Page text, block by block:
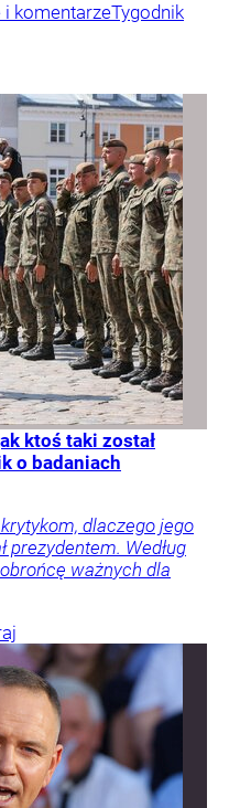
i komentarzeTygodnik
ktoś taki został
o badaniach
dlaczego jego
prezydentem. Według
ważnych dla